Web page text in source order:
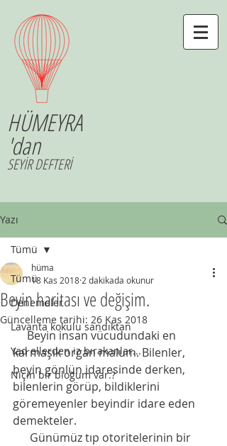
HÜMEYRA
'dan
SEYİR DEFTERİ
Yazı
Tümü
Denemeler
Lavanta kokulu sandıktan
Yad ellerden iz bırakanlar...
Niçin bir bloğum var.?
Tümü
Beyin haritası ve değişim.
hüma
18 Kas 2018 2 dakikada okunur
Güncelleme tarihi: 26 Kas 2018
     Beyin insan vücudundaki en
karmaşık organ malum. Bilenler,
beyin gönlün idaresinde derken,
bilenlerin görüp, bildiklerini
göremeyenler beyindir idare eden
demekteler.